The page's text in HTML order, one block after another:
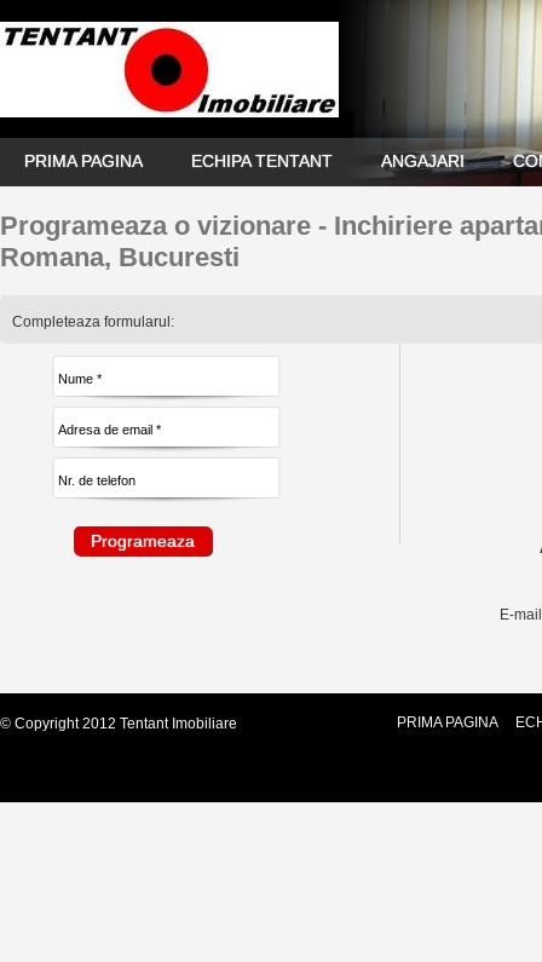
PRIMA PAGINA ECHIPA TENTANT ANGAJARI
Programeaza o vizionare - Inchiriere
Romana, Bucuresti
Completeaza formularul:
E-
© Copyright 2012 Tentant Imobiliare PRIMA PAGINA